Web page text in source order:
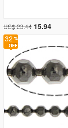
32
US$ 23.44 15.94